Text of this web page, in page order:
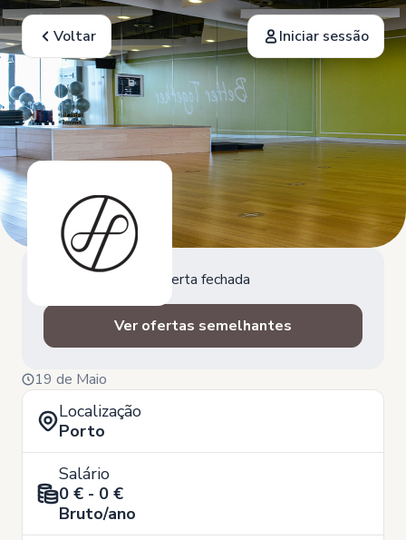
Voltar Iniciar sessão
Oferta fechada
Ver ofertas semelhantes
19 de Maio
Localização
Porto
Salário
0 € - 0 €
Bruto/ano